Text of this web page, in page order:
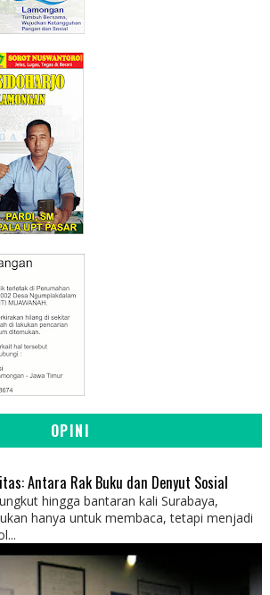
OPINI
Antara Rak Buku dan Denyut Sosial
hingga bantaran kali Surabaya,
hanya untuk membaca, tetapi menjadi